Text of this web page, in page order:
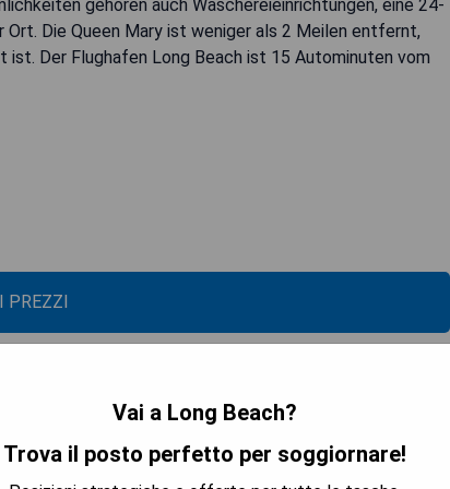
gehören auch Wäschereieinrichtungen, eine 24-
Die Queen Mary ist weniger als 2 Meilen entfernt,
ist. Der Flughafen Long Beach ist 15 Autominuten vom
PREZZI
Vai a Long Beach?
Trova il posto perfetto per soggiornare!